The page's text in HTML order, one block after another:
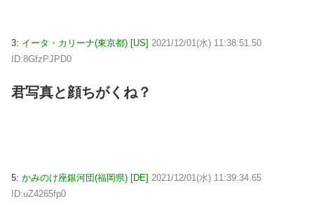
3: イータ・カリーナ(東京都) [US] 2021/12/01(水) 11:38:51.50
ID:8GfzPJPD0
君写真と顔ちがくね？
5: かみのけ座銀河団(福岡県) [DE] 2021/12/01(水) 11:39:34.65
ID:uZ4265fp0